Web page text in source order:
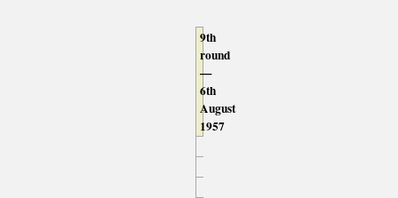
9th
round
—
6th
August
1957